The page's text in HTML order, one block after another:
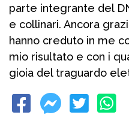
parte integrante del
e collinari. Ancora
hanno creduto in me
mio risultato e con i
gioia del traguardo